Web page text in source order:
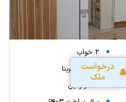
درخواست
ملک
2 خواب
100 متر زیربنا
-- متر زمین